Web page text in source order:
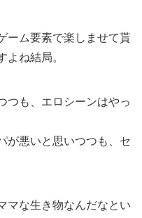
ーム要素で楽しませて貰
よね結局。
つも、エロシーンはやっ
が悪いと思いつつも、セ
マな生き物なんだなとい